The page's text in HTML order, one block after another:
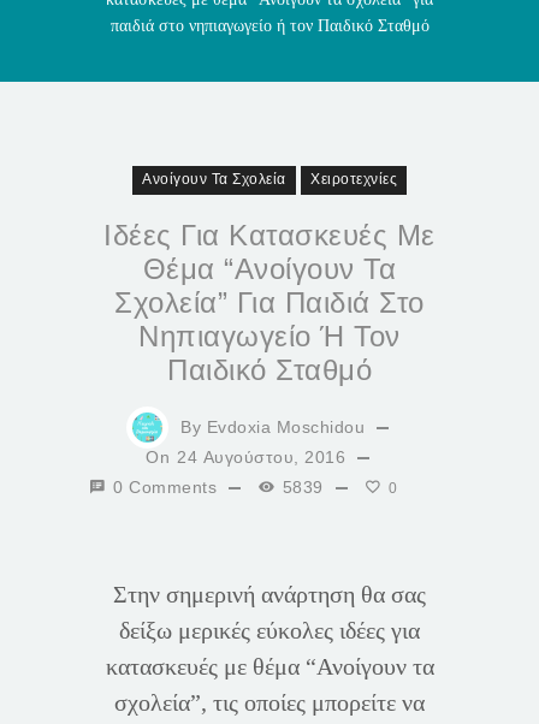
παιδιά στο νηπιαγωγείο ή τον Παιδικό Σταθμό
Ανοίγουν Τα Σχολεία Χειροτεχνίες
Ιδέες Για Κατασκευές Με
Θέμα “Ανοίγουν Τα
Σχολεία” Για Παιδιά Στο
Νηπιαγωγείο Ή Τον
Παιδικό Σταθμό
By Evdoxia Moschidou
On 24 Αυγούστου, 2016
0 Comments
5839 0
Στην σημερινή ανάρτηση θα σας
δείξω μερικές εύκολες ιδέες για
κατασκευές με θέμα “Ανοίγουν τα
σχολεία”, τις οποίες μπορείτε να